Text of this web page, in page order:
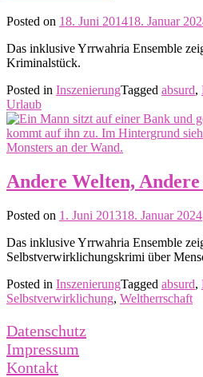
Posted on 18. Juni 201418. Januar
Das inklusive Yrrwahria Ensemble
Kriminalstück.
Posted in InszenierungTagged absurd,
Urlaub
Andere Welten,
Posted on 1. Juni 201318. Januar 2024
Das inklusive Yrrwahria Ensemble
Selbstverwirklichungskrimi über
Posted in InszenierungTagged absurd,
Selbstverwirklichung, Weltherrschaft
Datenschutz
Impressum
Kontakt